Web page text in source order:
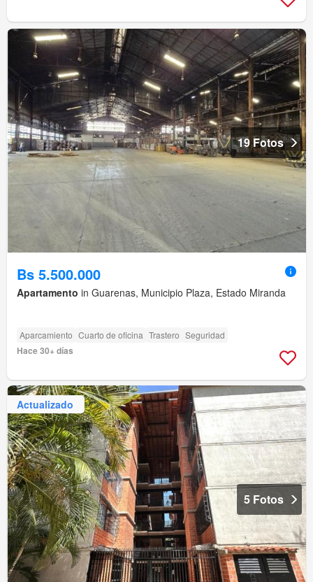
19 Fotos
Bs 5.500.000
Apartamento in Guarenas, Municipio Plaza, Estado Miranda
Aparcamiento Cuarto de oficina Trastero Seguridad
Hace 30+ días
Actualizado
5 Fotos